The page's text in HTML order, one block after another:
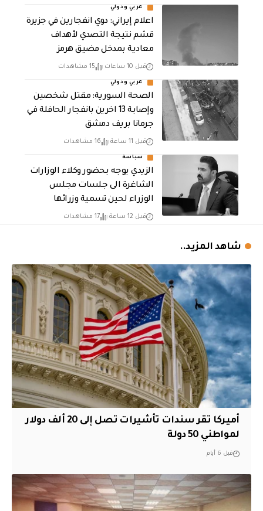
عربي ودولي
اعلام إيراني: دوي انفجارين في جزيرة
قشم نتيجة التصدي لأهداف
معادية بمدخل مضيق هرمز
قبل 10 ساعات 15 مشاهدات
عربي ودولي
الصحة السورية: مقتل شخصين
وإصابة 13 اخرين بانفجار الحافلة في
جرمانا بريف دمشق
قبل 11 ساعة 16 مشاهدات
سياسة
الزيدي يوجه بحضور وكلاء الوزارات
الشاغرة الى جلسات مجلس
الوزراء لحين تسمية وزرائها
قبل 12 ساعة 17 مشاهدات
شاهد المزيد..
أميركا تقر سندات تأشيرات تصل إلى 20 ألف دولار
لمواطني 50 دولة
قبل 6 أيام